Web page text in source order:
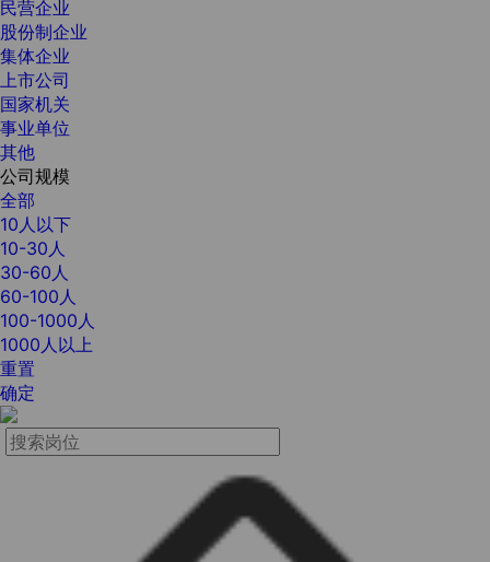
民营企业
股份制企业
集体企业
上市公司
国家机关
事业单位
其他
公司规模
全部
10人以下
10-30人
30-60人
60-100人
100-1000人
1000人以上
重置
确定